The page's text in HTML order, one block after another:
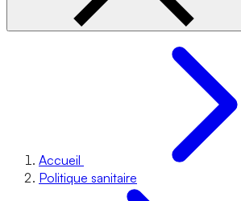
Accueil
Politique sanitaire